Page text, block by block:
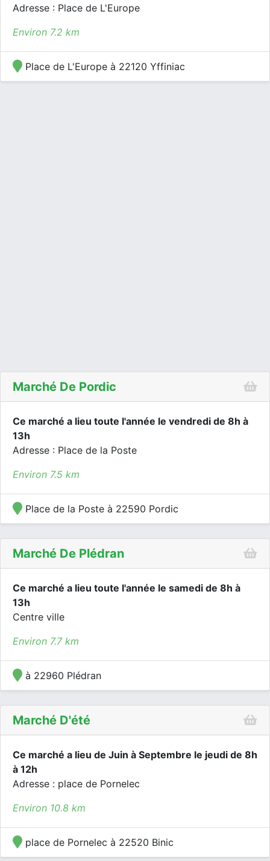
Adresse : Place de L'Europe
Environ 7.2 km
Place de L'Europe à 22120 Yffiniac
Marché De Pordic
Ce marché a lieu toute l'année le vendredi de 8h à
13h
Adresse : Place de la Poste
Environ 7.5 km
Place de la Poste à 22590 Pordic
Marché De Plédran
Ce marché a lieu toute l'année le samedi de 8h à
13h
Centre ville
Environ 7.7 km
à 22960 Plédran
Marché D'été
Ce marché a lieu de Juin à Septembre le jeudi de 8h
à 12h
Adresse : place de Pornelec
Environ 10.8 km
place de Pornelec à 22520 Binic